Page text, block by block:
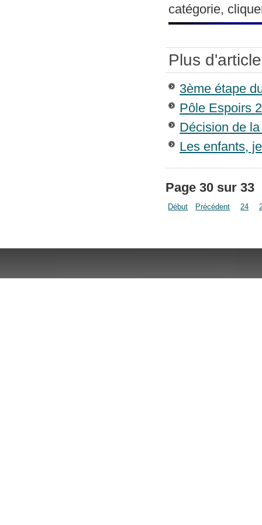
catégorie,
Plus
3ème étape
Pôle Espoirs
Décision de
Les enfants,
Page 30 sur 33
Début Précédent 24